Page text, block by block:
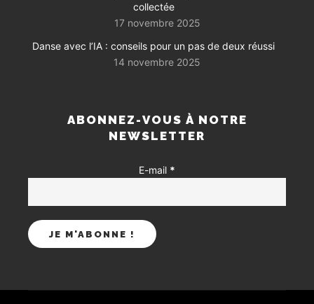
collectée
17 novembre 2025
Danse avec l’IA : conseils pour un pas de deux réussi
14 novembre 2025
ABONNEZ-VOUS À NOTRE
NEWSLETTER
E-mail *